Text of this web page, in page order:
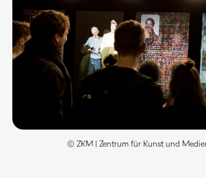
© ZKM | Zentrum für Kunst und